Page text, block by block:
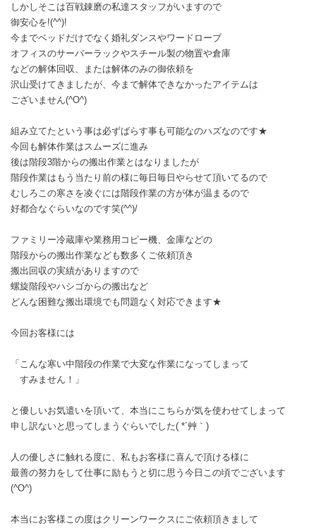
しかしそこは百戦錬磨の私達スタッフがいますので
御安心を!(^^)!
今までベッドだけでなく婚礼ダンスやワードローブ
オフィスのサーバーラックやスチール製の物置や倉庫
などの解体回収、または解体のみの御依頼を
沢山受けてきましたが、今まで解体できなかったアイテムは
ございません(^O^)
組み立てたという事は必ずばらす事も可能なのハズなのです★
今回も解体作業はスムーズに進み
後は階段3階からの搬出作業とはなりましたが
階段作業はもう当たり前の様に毎日毎日やらせて頂いてるので
むしろこの寒さを凌ぐには階段作業の方が体が温まるので
好都合なぐらいなのです笑(^^)/
ファミリー冷蔵庫や業務用コピー機、金庫などの
階段からの搬出作業なども数多くご依頼頂き
搬出回収の実績がありますので
螺旋階段やハシゴからの搬出など
どんな困難な搬出環境でも問題なく対応できます★
今回お客様には
「こんな寒い中階段の作業で大変な作業になってしまって
すみません！」
と優しいお気遣いを頂いて、本当にこちらが気を使わせてしまって
申し訳ないと思ってしまうぐらいでした( *´艸｀)
人の優しさに触れる度に、私もお客様に喜んで頂ける様に
最善の努力をして仕事に励もうと切に思う今日この頃でございます
(^O^)
本当にお客様この度はクリーンワークスにご依頼頂きまして